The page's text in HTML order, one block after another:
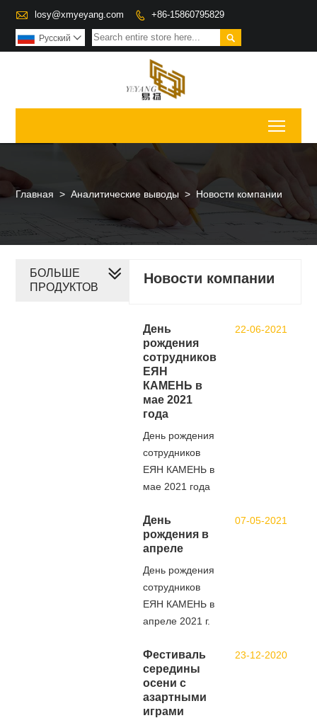
 losy@xmyeyang.com  +86-15860795829

Pусский 
Главная > Аналитические выводы > Новости компании
Новости компании
22-06-2021
День
рождения
сотрудников
ЕЯН
КАМЕНЬ в
мае 2021
года
День рождения
сотрудников
ЕЯН КАМЕНЬ в
мае 2021 года
07-05-2021
День
рождения в
апреле
День рождения
сотрудников
ЕЯН КАМЕНЬ в
апреле 2021 г.
23-12-2020
Фестиваль
середины
осени с
азартными
играми
БОЛЬШЕ
ПРОДУКТОВ